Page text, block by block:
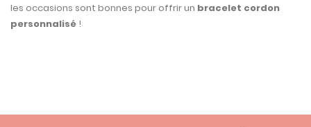
les occasions sont bonnes pour offrir un bracelet cordon
personnalisé !